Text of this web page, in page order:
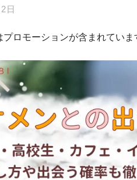
日
プロモーションが含まれていま